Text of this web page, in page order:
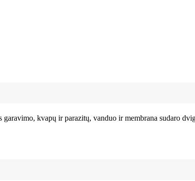
kvapų ir parazitų, vanduo ir membrana sudaro